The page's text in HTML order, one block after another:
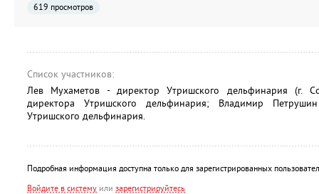
619 просмотров
Список участников:
Лев Мухаметов - директор Утришского дельфинария (г.
директора Утришского дельфинария; Владимир
Утришского дельфинария.
Подробная информация доступна только для зарегистрированных
Войдите в систему или зарегистрируйтесь